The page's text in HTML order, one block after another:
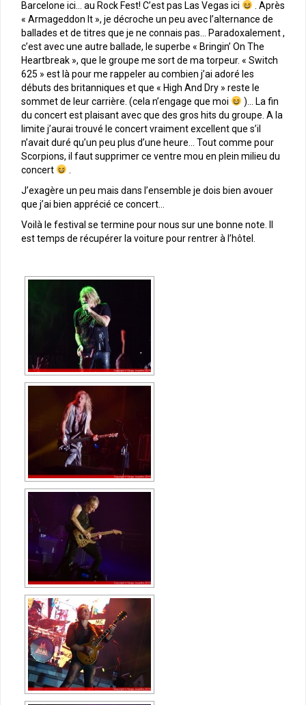
Barcelone ici… au Rock Fest! C’est pas Las Vegas ici
. Après
« Armageddon It », je décroche un peu avec l’alternance de
ballades et de titres que je ne connais pas… Paradoxalement ,
c’est avec une autre ballade, le superbe « Bringin’ On The
Heartbreak », que le groupe me sort de ma torpeur. « Switch
625 » est là pour me rappeler au combien j’ai adoré les
débuts des britanniques et que « High And Dry » reste le
sommet de leur carrière. (cela n’engage que moi
)… La fin
du concert est plaisant avec que des gros hits du groupe. A la
limite j’aurai trouvé le concert vraiment excellent que s’il
n’avait duré qu’un peu plus d’une heure… Tout comme pour
Scorpions, il faut supprimer ce ventre mou en plein milieu du
concert
J’exagère un peu mais dans l’ensemble je dois bien avouer
que j’ai bien apprécié ce concert…
Voilà le festival se termine pour nous sur une bonne note. Il
est temps de récupérer la voiture pour rentrer à l’hôtel.